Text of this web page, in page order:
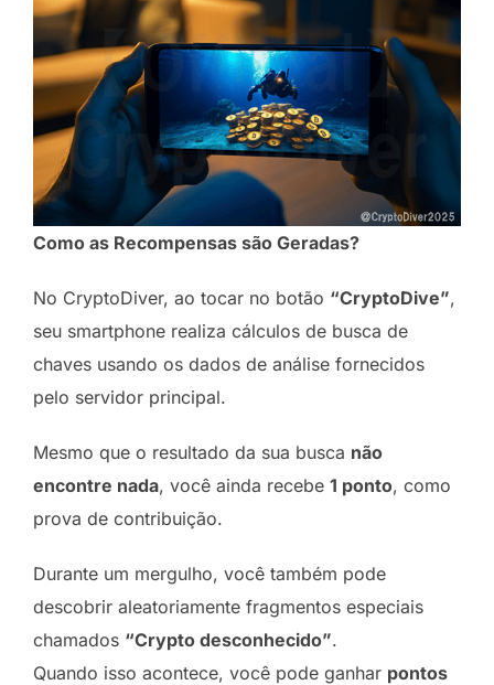
Como as Recompensas são Geradas?
No CryptoDiver, ao tocar no botão “CryptoDive”,
seu smartphone realiza cálculos de busca de
chaves usando os dados de análise fornecidos
pelo servidor principal.
Mesmo que o resultado da sua busca não
encontre nada, você ainda recebe 1 ponto, como
prova de contribuição.
Durante um mergulho, você também pode
descobrir aleatoriamente fragmentos especiais
chamados “Crypto desconhecido”.
Quando isso acontece, você pode ganhar pontos